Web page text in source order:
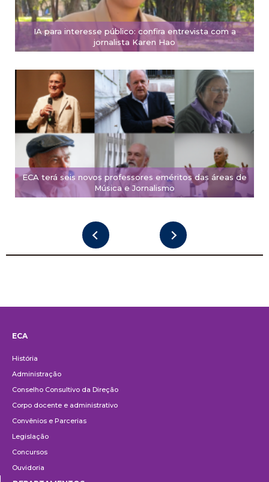
IA para interesse público: confira entrevista com a
jornalista Karen Hao
ECA terá seis novos professores eméritos das áreas de
Música e Jornalismo
ECA
História
Administração
Conselho Consultivo da Direção
Corpo docente e administrativo
Convênios e Parcerias
Legislação
Concursos
Ouvidoria